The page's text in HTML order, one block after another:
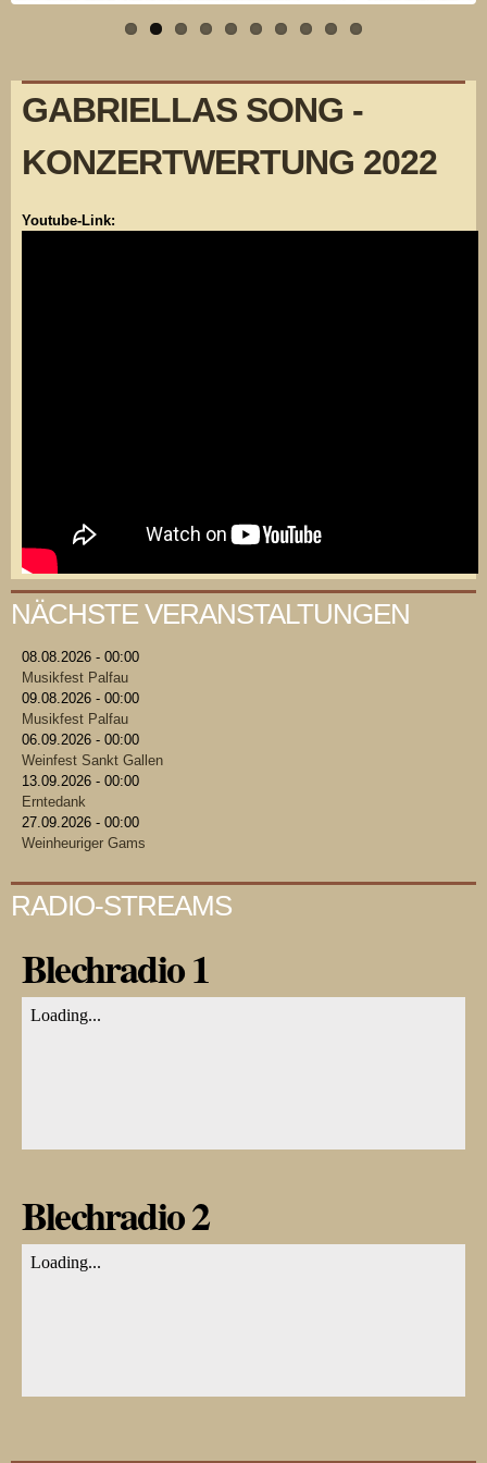
GABRIELLAS SONG -
KONZERTWERTUNG 2022
Youtube-Link:
NÄCHSTE VERANSTALTUNGEN
08.08.2026 - 00:00
Musikfest Palfau
09.08.2026 - 00:00
Musikfest Palfau
06.09.2026 - 00:00
Weinfest Sankt Gallen
13.09.2026 - 00:00
Erntedank
27.09.2026 - 00:00
Weinheuriger Gams
RADIO-STREAMS
Blechradio 1
Blechradio 2